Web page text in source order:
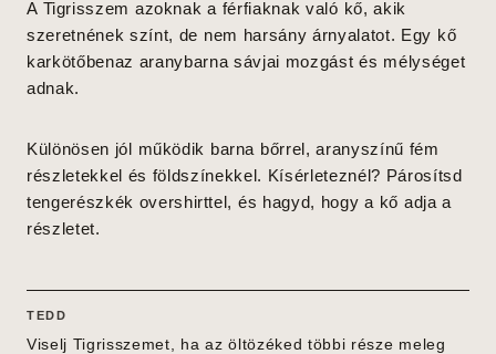
A Tigrisszem azoknak a férfiaknak való kő, akik
szeretnének színt, de nem harsány árnyalatot. Egy kő
karkötőbenaz aranybarna sávjai mozgást és mélységet
adnak.
Különösen jól működik barna bőrrel, aranyszínű fém
részletekkel és földszínekkel. Kísérleteznél? Párosítsd
tengerészkék overshirttel, és hagyd, hogy a kő adja a
részletet.
TEDD
Viselj Tigrisszemet, ha az öltözéked többi része meleg